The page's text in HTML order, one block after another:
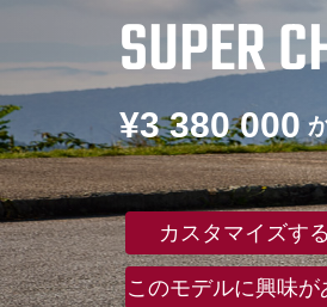
SUPER
¥3 380 000
カスタマイズする
このモデルに興味が